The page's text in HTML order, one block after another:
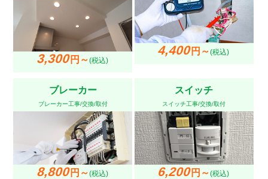
3,300円～(税込)
4,400円～(税込)
ブレーカー
ブレーカー工事/交換/取付
8,800円～(税込)
スイッチ
スイッチ工事/交換/取付
6,200円～(税込)